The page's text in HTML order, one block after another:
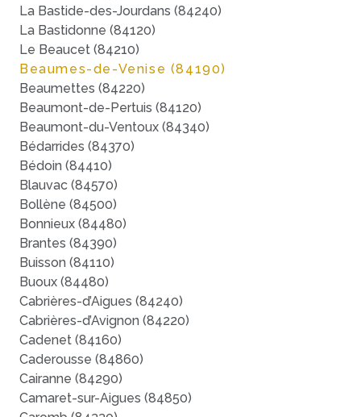
La Bastide-des-Jourdans (84240)
La Bastidonne (84120)
Le Beaucet (84210)
Beaumes-de-Venise (84190)
Beaumettes (84220)
Beaumont-de-Pertuis (84120)
Beaumont-du-Ventoux (84340)
Bédarrides (84370)
Bédoin (84410)
Blauvac (84570)
Bollène (84500)
Bonnieux (84480)
Brantes (84390)
Buisson (84110)
Buoux (84480)
Cabrières-d’Aigues (84240)
Cabrières-d’Avignon (84220)
Cadenet (84160)
Caderousse (84860)
Cairanne (84290)
Camaret-sur-Aigues (84850)